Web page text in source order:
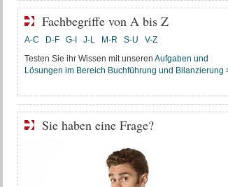
Fachbegriffe von A bis Z
A-C D-F G-I J-L M-R S-U
V-Z
Testen Sie ihr Wissen mit unseren Aufgaben und
Lösungen im Bereich Buchführung und Bilanzierung
Sie haben eine Frage?